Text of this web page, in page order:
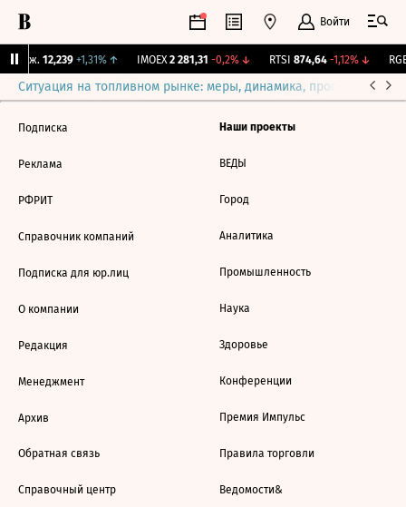
Войти
Бирж. 12,239 +1,31%↑ IMOEX 2 281,31 -0,2%↓ RTSI 874,64 -1,12%↓
Ситуация на топливном рынке: меры, динамика, прогнозы
Подписка
Реклама
РФРИТ
Справочник компаний
Подписка для юр.лиц
О компании
Редакция
Менеджмент
Архив
Обратная связь
Справочный центр
Наши проекты
ВЕДЫ
Город
Аналитика
Промышленность
Наука
Здоровье
Конференции
Премия Импульс
Правила торговли
Ведомости&